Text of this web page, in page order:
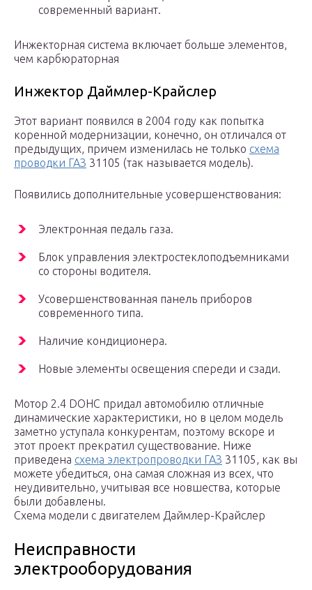
современный вариант.
Инжекторная система включает больше элементов,
чем карбюраторная
Инжектор Даймлер-Крайслер
Этот вариант появился в 2004 году как попытка
коренной модернизации, конечно, он отличался от
предыдущих, причем изменилась не только схема
проводки ГАЗ 31105 (так называется модель).
Появились дополнительные усовершенствования:
Электронная педаль газа.
Блок управления электростеклоподъемниками
со стороны водителя.
Усовершенствованная панель приборов
современного типа.
Наличие кондиционера.
Новые элементы освещения спереди и сзади.
Мотор 2.4 DOHC придал автомобилю отличные
динамические характеристики, но в целом модель
заметно уступала конкурентам, поэтому вскоре и
этот проект прекратил существование. Ниже
приведена схема электропроводки ГАЗ 31105, как вы
можете убедиться, она самая сложная из всех, что
неудивительно, учитывая все новшества, которые
были добавлены.
Схема модели с двигателем Даймлер-Крайслер
Неисправности
электрооборудования